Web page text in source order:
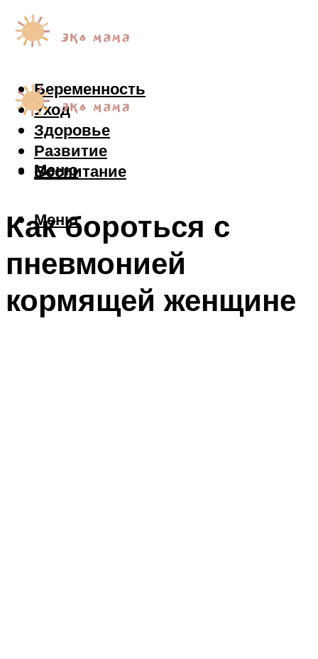
Беременность
Уход
Здоровье
Развитие
Воспитание
Меню
Меню
Как бороться с
пневмонией
кормящей женщине